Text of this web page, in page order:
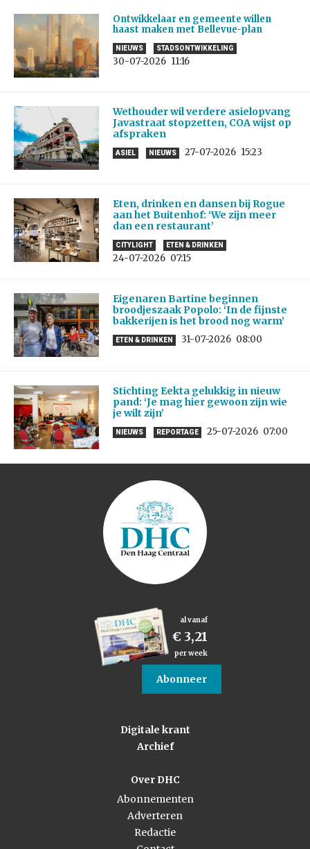
Ontwikkelaar en gemeente willen
haast maken met Bellevue-plan
NIEUWS STADSONTWIKKELING
30-07-2026 11:16
Wethouder wil verdere asielopvang
Javastraat stopzetten, COA wijst op
afspraken
ASIEL NIEUWS 27-07-2026 15:23
Eten, drinken en dansen bij Rogue
aan het Buitenhof: ‘We zijn meer
dan een restaurant’
CITYLIGHT ETEN & DRINKEN
24-07-2026 07:15
Eigenaren Bartine beginnen
broodjeszaak Popolo: ‘In de fijnste
bakkerijen is het brood nog warm’
ETEN & DRINKEN 31-07-2026 08:00
Stichting Eekta gelukkig in nieuw
pand: ‘Je mag hier gewoon zijn wie
je wilt zijn’
NIEUWS REPORTAGE 25-07-2026 07:00
al vanaf
€ 3,21
per week
Abonneer
Digitale krant
Archief
Over DHC
Abonnementen
Adverteren
Redactie